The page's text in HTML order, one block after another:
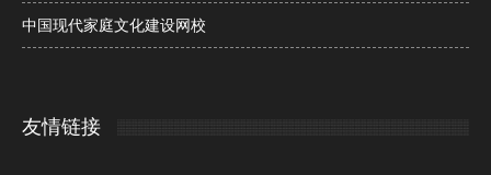
中国现代家庭文化建设网校
友情链接